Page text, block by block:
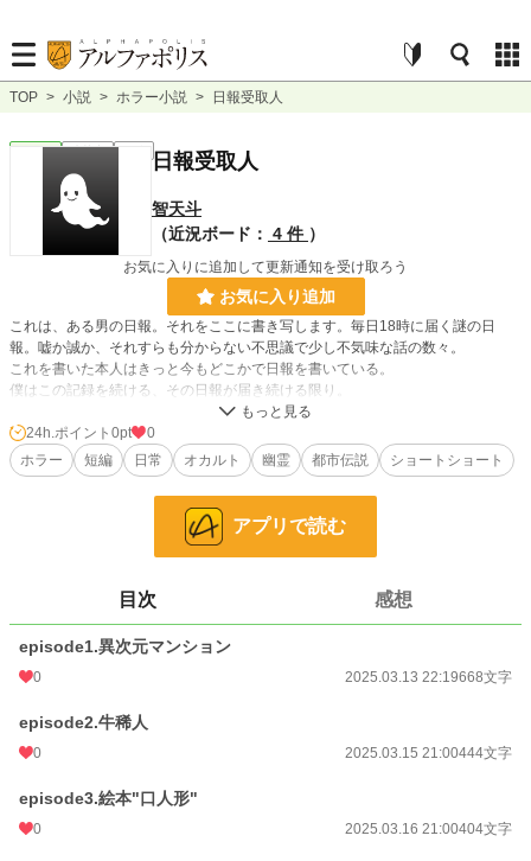
TOP > 小説 > ホラー小説 > 日報受取人
ホラー 連載中 日報受取人
智天斗
（近況ボード： 4 件 ）
お気に入りに追加して更新通知を受け取ろう
お気に入り追加
これは、ある男の日報。それをここに書き写します。毎日18時に届く謎の日
報。嘘か誠か、それすらも分からない不思議で少し不気味な話の数々。
これを書いた本人はきっと今もどこかで日報を書いている。
僕はこの記録を続ける、その日報が届き続ける限り。
短い話となりますので良ければ読んでください。
日報が届き次第、こちらに記載を予定しております。
日報の文面についてこちらで解釈し、添削を加えております。一部表現につきま
して、○○などで表現する場合がございます。ご了承ください。
短編(日報)と長編(物語形式)2種類を載せていきます。
episode〇は短編(日報)、人見秀一の黙秘録episode〇は長編(物語形式)です。
物語形式の"人見秀一の黙秘録"については日報受取人の日報内に出てくる人物、
人見秀一の体験談を掲載していきます。
小説
ホラー 8,522 位 / 8,522 件
お気に入り
24h.ポイント 0 pt
24h.ポイント 0pt
0
ホラー
短編 日常 オカルト 幽霊 都市伝説 ショートショート
アプリで読む
目次 感想
episode1.異次元マンション
0 2025.03.13 22:19668文字
episode2.牛稀人
0 2025.03.15 21:00444文字
episode3.絵本"口人形"
0 2025.03.16 21:00404文字